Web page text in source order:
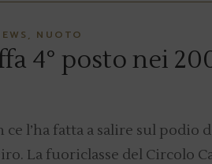
NUOTO
4° posto nei
l’ha fatta a salire sul
La fuoriclasse del Circolo